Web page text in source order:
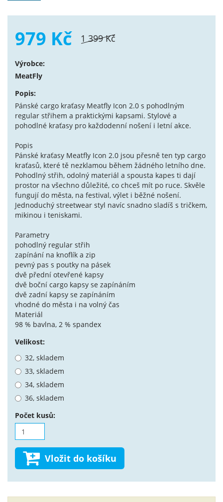
979 Kč 1 399 Kč
Výrobce:
MeatFly
Popis:
Pánské cargo kraťasy Meatfly Icon 2.0 s pohodlným
regular střihem a praktickými kapsami. Stylové a
pohodlné kraťasy pro každodenní nošení i letní akce.
Popis
Pánské kraťasy Meatfly Icon 2.0 jsou přesně ten typ cargo
kraťasů, které tě nezklamou během žádného letního dne.
Pohodlný střih, odolný materiál a spousta kapes ti dají
prostor na všechno důležité, co chceš mít po ruce. Skvěle
fungují do města, na festival, výlet i běžné nošení.
Jednoduchý streetwear styl navíc snadno sladíš s tričkem,
mikinou i teniskami.
Parametry
pohodlný regular střih
zapínání na knoflík a zip
pevný pas s poutky na pásek
dvě přední otevřené kapsy
dvě boční cargo kapsy se zapínáním
dvě zadní kapsy se zapínáním
vhodné do města i na volný čas
Materiál
98 % bavlna, 2 % spandex
Velikost:
32, skladem
33, skladem
34, skladem
36, skladem
Počet kusů:
Vložit do košíku